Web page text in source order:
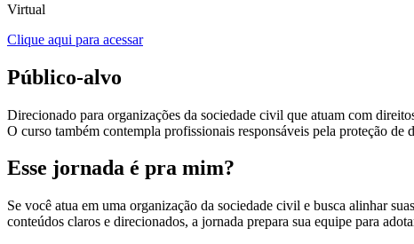
Virtual
Clique aqui para acessar
Público-alvo
Direcionado para organizações da sociedade civil que atuam com
O curso também contempla profissionais responsáveis pela proteção de
Esse jornada é pra mim?
Se você atua em uma organização da sociedade civil e busca alinhar
conteúdos claros e direcionados, a jornada prepara sua equipe para